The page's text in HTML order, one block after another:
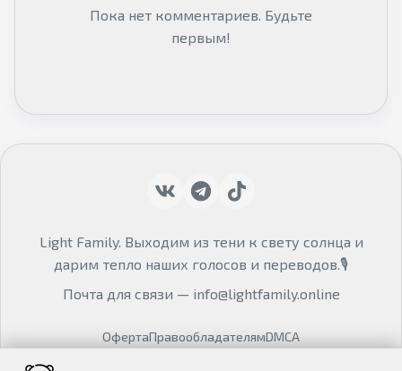
Пока нет комментариев. Будьте
первым!
Light Family. Выходим из тени к свету солнца и
дарим тепло наших голосов и переводов.🎙
Почта для связи — info@lightfamily.online
ОфертаПравообладателямDMCA